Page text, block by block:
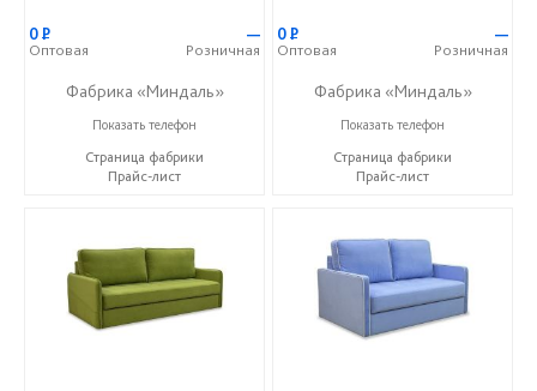
0Р
Оптовая
—
Розничная
Фабрика «Миндаль»
+7 (927) 630-62-82
Показать телефон
Страница фабрики
Прайс-лист
0Р
Оптовая
—
Розничная
Фабрика «Миндаль»
+7 (927) 630-62-82
Показать телефон
Страница фабрики
Прайс-лист